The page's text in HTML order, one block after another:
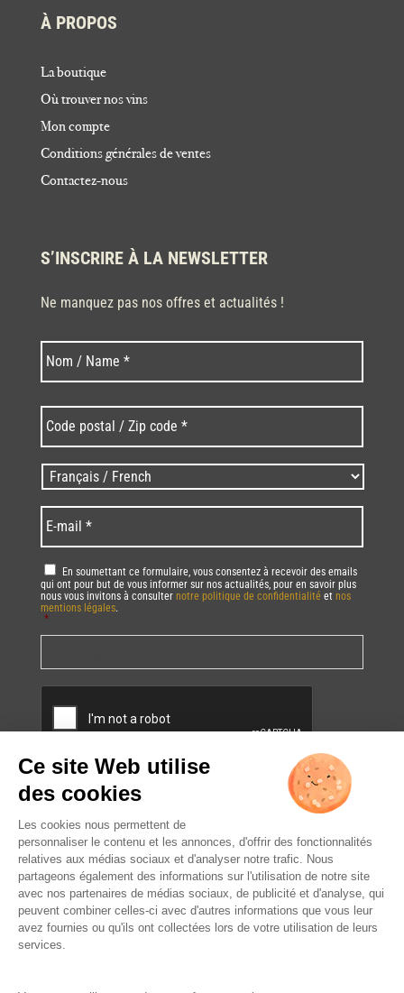
À PROPOS
La boutique
Où trouver nos vins
Mon compte
Conditions générales de ventes
Contactez-nous
S’INSCRIRE À LA NEWSLETTER
Ne manquez pas nos offres et actualités !
Nom * Nom
postal
/
Zip
code
* *
Langues
/
Language *
mail *
RGPD *
En soumettant ce formulaire, vous consentez à recevoir des emails
qui ont pour but de vous informer sur nos actualités, pour en savoir plus
nous vous invitons à consulter notre politique de confidentialité et nos
mentions légales.
*